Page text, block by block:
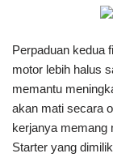
Perpaduan kedua
motor lebih halus
memantu
akan mati secara
kerjanya memang
Starter yang